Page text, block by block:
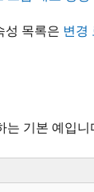
성 목록은 변경
기본 예입니